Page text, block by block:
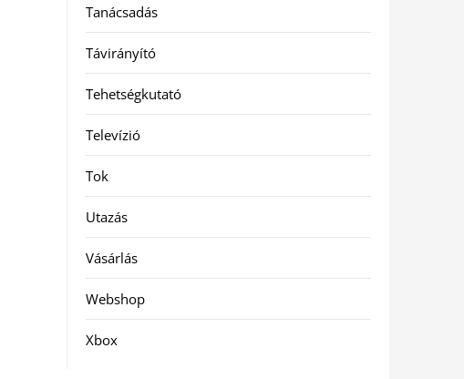
Tanácsadás
Távirányító
Tehetségkutató
Televízió
Tok
Utazás
Vásárlás
Webshop
Xbox